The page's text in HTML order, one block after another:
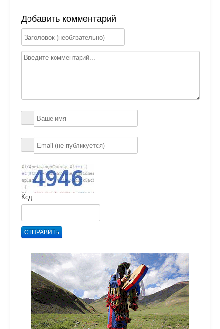
Добавить комментарий
Код:
ОТПРАВИТЬ